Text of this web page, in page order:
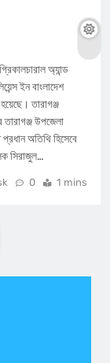
অ্যান্ড
ইন বাংলাদেশ
তারাগঞ্জ
উপজেলা
অতিথি হিসেবে
সিরাজুল…
0 1 mins